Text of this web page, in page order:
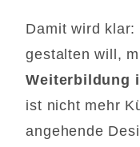
Damit wird klar:
gestalten will,
Weiterbildung
ist nicht mehr
angehende